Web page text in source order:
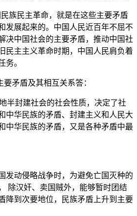
民主革命，就是在这些主要矛盾
发展起来的。中国人民近百年不屈不
决中国社会的主要矛盾，推动中国社
民主主义革命时期，中国人民肩负着
务。
矛盾及其相互关系答：
封建社会的社会性质，决定了社
中华民族的矛盾、封建主义和人民大
中华民族的矛盾，又是各种矛盾中最
动侵略战争时，为避免亡国灭种的
除汉奸、卖国贼外，能够暂时团结
降到次要地位，民族矛盾上升到主要